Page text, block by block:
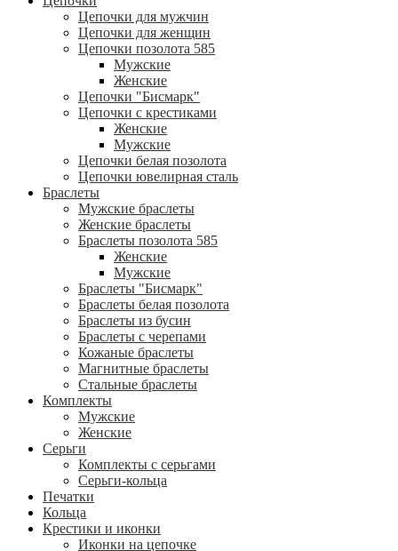
Цепочки для мужчин
Цепочки для женщин
Цепочки позолота 585
Мужские
Женские
Цепочки "Бисмарк"
Цепочки с крестиками
Женские
Мужские
Цепочки белая позолота
Цепочки ювелирная сталь
Браслеты
Мужские браслеты
Женские браслеты
Браслеты позолота 585
Женские
Мужские
Браслеты "Бисмарк"
Браслеты белая позолота
Браслеты из бусин
Браслеты с черепами
Кожаные браслеты
Магнитные браслеты
Стальные браслеты
Комплекты
Мужские
Женские
Серьги
Комплекты с серьгами
Серьги-кольца
Печатки
Кольца
Крестики и иконки
Иконки на цепочке